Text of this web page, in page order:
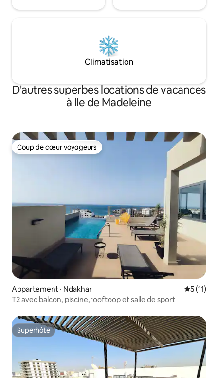
Climatisation
D'autres superbes locations de vacances
à Ile de Madeleine
Coup de cœur voyageurs
Coup de cœur voyageurs
Appartement · Ndakhar Note
5 (11)
T2 avec balcon, piscine,rooftoop et salle de sport
Superhôte
Superhôte